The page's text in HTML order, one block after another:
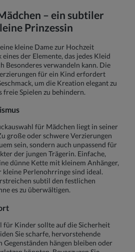
– ein subtiler
Prinzessin
kleine Dame zur Hochzeit
der Elemente, das jedes Kleid
Besonderes verwandeln kann. Die
für ein Kind erfordert
um die Kreation elegant zu
freie Spielen zu behindern.
für Mädchen liegt in seiner
große oder schwere Verzierungen
sein, sondern auch unpassend für
der jungen Trägerin. Einfache,
dünne Kette mit kleinem Anhänger,
kleine Perlenohrringe sind ideal.
subtil den festlichen
es zu überwältigen.
für Kinder sollte auf die Sicherheit
Sie scharfe, hervorstehende
Gegenständen hängen bleiben oder